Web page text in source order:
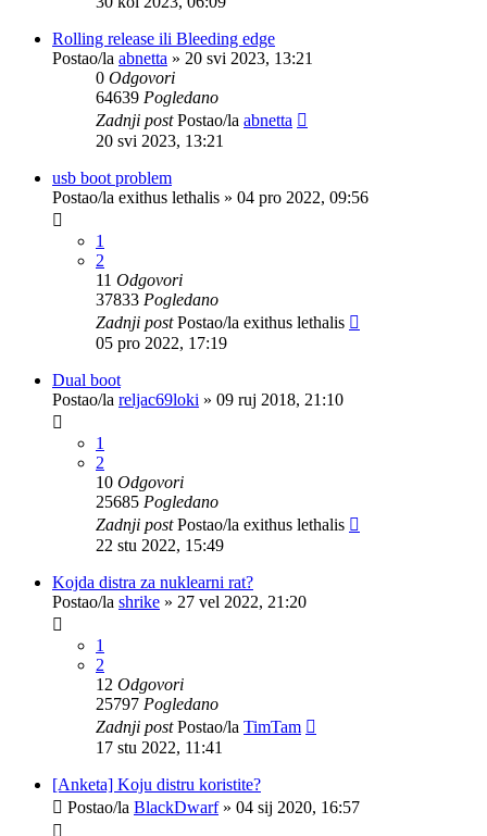
Rolling release ili Bleeding edge
Postao/la abnetta » 20 svi 2023, 13:21
0 Odgovori
64639 Pogledano
Zadnji postPostao/la abnetta
20 svi 2023, 13:21
usb boot problem
Postao/la exithus lethalis » 04 pro 2022, 09:56
1
2
11 Odgovori
37833 Pogledano
Zadnji postPostao/la exithus lethalis
05 pro 2022, 17:19
Dual boot
Postao/la reljac69loki » 09 ruj 2018, 21:10
1
2
10 Odgovori
25685 Pogledano
Zadnji postPostao/la exithus lethalis
22 stu 2022, 15:49
Kojda distra za nuklearni rat?
Postao/la shrike » 27 vel 2022, 21:20
1
2
12 Odgovori
25797 Pogledano
Zadnji postPostao/la TimTam
17 stu 2022, 11:41
[Anketa] Koju distru koristite?
Postao/la BlackDwarf» 04 sij 2020, 16:57